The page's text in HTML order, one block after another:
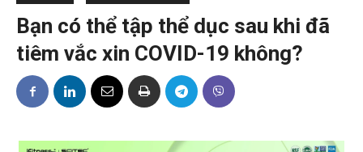
Bạn có thể tập thể dục sau khi đã
tiêm vắc xin COVID-19 không?